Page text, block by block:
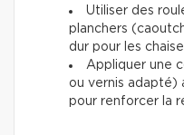
Utiliser des
planchers
dur pour les
Appliquer une
ou vernis adapté)
pour renforcer la